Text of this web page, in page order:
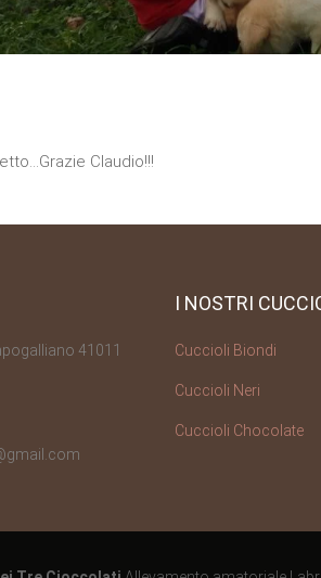
Claudio!!!
41011
I NOSTRI
Cuccioli Biondi
Cuccioli Neri
Cuccioli Chocolate